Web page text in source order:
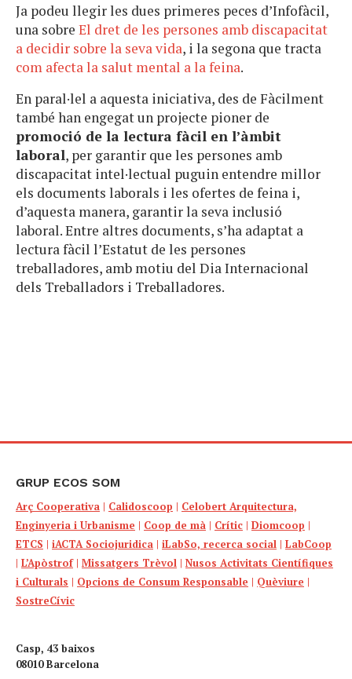
Ja podeu llegir les dues primeres peces d’Infofàcil,
una sobre El dret de les persones amb discapacitat
a decidir sobre la seva vida, i la segona que tracta
com afecta la salut mental a la feina.
En paral·lel a aquesta iniciativa, des de Fàcilment
també han engegat un projecte pioner de
promoció de la lectura fàcil en l’àmbit
laboral, per garantir que les persones amb
discapacitat intel·lectual puguin entendre millor
els documents laborals i les ofertes de feina i,
d’aquesta manera, garantir la seva inclusió
laboral. Entre altres documents, s’ha adaptat a
lectura fàcil l’Estatut de les persones
treballadores, amb motiu del Dia Internacional
dels Treballadors i Treballadores.
GRUP ECOS SOM
Arç Cooperativa | Calidoscoop | Celobert Arquitectura,
Enginyeria i Urbanisme | Coop de mà | Crític | Diomcoop |
ETCS | iACTA Sociojuridica | iLabSo, recerca social | LabCoop
| L’Apòstrof| Missatgers Trèvol | Nusos Activitats Científiques
i Culturals | Opcions de Consum Responsable | Quèviure |
SostreCívic
Casp, 43 baixos
08010 Barcelona